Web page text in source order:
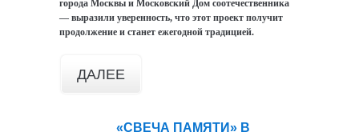
города Москвы и Московский Дом соотечественника
— выразили уверенность, что этот проект получит
продолжение и станет ежегодной традицией.
ДАЛЕЕ
«СВЕЧА ПАМЯТИ» В